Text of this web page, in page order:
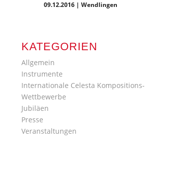
09.12.2016 | Wendlingen
KATEGORIEN
Allgemein
Instrumente
Internationale Celesta Kompositions-
Wettbewerbe
Jubiläen
Presse
Veranstaltungen